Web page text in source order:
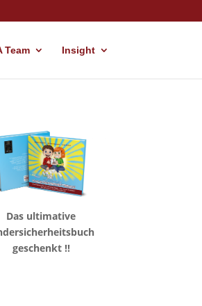
Team Insight
Das ultimative
geschenkt !!